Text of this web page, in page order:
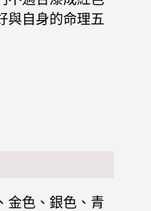
與自身的命理五
金色、銀色、青